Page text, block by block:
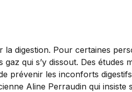
digestion. Pour certaines
qui s’y dissout. Des études
prévenir les inconforts
Aline Perraudin qui insiste